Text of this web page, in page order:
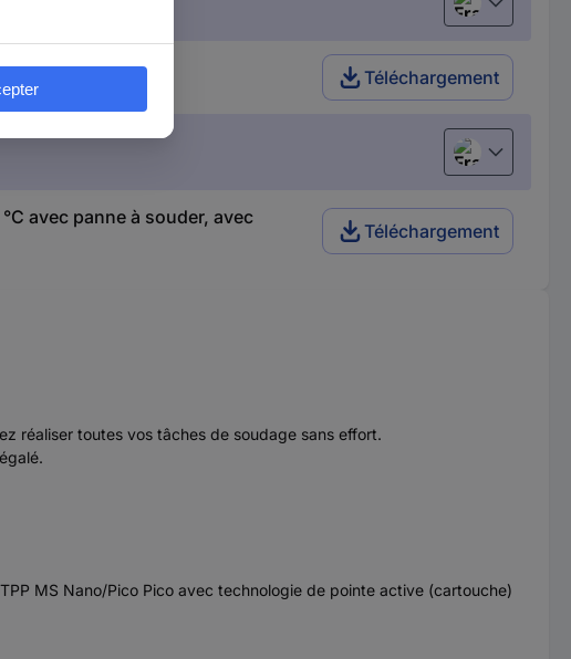
Français
avec support Téléchargement
Français
avec panne à souder, avec
Téléchargement
réaliser toutes vos tâches de soudage sans effort.
MS Nano/Pico Pico avec technologie de pointe active (cartouche)